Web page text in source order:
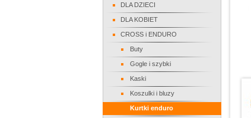
DLA DZIECI
DLA KOBIET
CROSS i ENDURO
Buty
Gogle i szybki
Kaski
Koszulki i bluzy
Kurtki enduro